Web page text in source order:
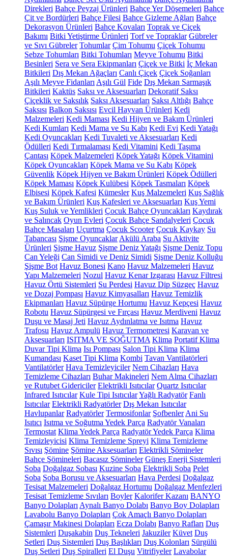
Direkleri Bahçe Peyzaj Ürünleri Bahçe Yer Döşemeleri Bahçe
Çit ve Bordürleri Bahçe Filesi Bahçe Gizleme Ağları Bahçe
Dekorasyon Ürünleri Bahçe Kovaları Toprak ve Çiçek
Bakımı Bitki Yetiştirme Ürünleri Torf ve Topraklar Gübreler
ve Sıvı Gübreler Tohumlar Çim Tohumu Çiçek Tohumu
Sebze Tohumları Bitki Tohumları Meyve Tohumu Bitki
Besinleri Sera ve Sera Ekipmanları Çiçek ve Bitki İç Mekan
Bitkileri Dış Mekan Ağaçları Canlı Çiçek Çiçek Soğanları
Aşılı Meyve Fidanları Aşılı Gül Fide Dış Mekan Sarmaşık
Bitkileri Kaktüs Saksı ve Aksesuarları Dekoratif Saksı
Çiçeklik ve Saksılık Saksı Aksesuarları Saksı Altlığı Bahçe
Saksısı Balkon Saksısı Evcil Hayvan Ürünleri Kedi
Malzemeleri Kedi Maması Kedi Hijyen ve Bakım Ürünleri
Kedi Kumları Kedi Mama ve Su Kabı Kedi Evi Kedi Yatağı
Kedi Oyuncakları Kedi Tuvaleti ve Aksesuarları Kedi
Ödülleri Kedi Tırmalaması Kedi Vitamini Kedi Taşıma
Çantası Köpek Malzemeleri Köpek Yatağı Köpek Vitamini
Köpek Oyuncakları Köpek Mama ve Su Kabı Köpek
Güvenlik Köpek Hijyen ve Bakım Ürünleri Köpek Ödülleri
Köpek Maması Köpek Kulübesi Köpek Tasmaları Köpek
Elbisesi Köpek Kafesi Kümesler Kuş Malzemeleri Kuş Sağlık
ve Bakım Ürünleri Kuş Kafesleri ve Aksesuarları Kuş Yemi
Kuş Suluk ve Yemlikleri Çocuk Bahçe Oyuncakları Kaydırak
ve Salıncak Oyun Evleri Çocuk Bahçe Sandalyeleri Çocuk
Bahçe Masaları Uçurtma Çocuk Scooter Çocuk Kaykay Su
Tabancası Şişme Oyuncaklar Akülü Araba Su Aktivite
Ürünleri Şişme Havuz Şişme Deniz Yatağı Şişme Deniz Topu
Can Yeleği Can Simidi ve Deniz Simidi Şişme Deniz Kolluğu
Şişme Bot Havuz Bonesi Kano Havuz Malzemeleri Havuz
Yapı Malzemeleri Nozul Havuz Kenar Izgarası Havuz Filtresi
Havuz Örtü Sistemleri Su Perdesi Havuz Dip Süzgeç Havuz
ve Dozaj Pompası Havuz Kimyasalları Havuz Temizlik
Ekipmanları Havuz Süpürge Hortumu Havuz Kepçesi Havuz
Robotu Havuz Süpürgesi ve Fırçası Havuz Merdiveni Havuz
Duşu ve Masaj Jeti Havuz Aydınlatma ve Isıtma Havuz
Trafosu Havuz Ampulü Havuz Termometresi Karavan ve
Aksesuarları ISITMA VE SOĞUTMA Klima Portatif Klima
Duvar Tipi Klima Isı Pompası Salon Tipi Klima Klima
Kumandası Kaset Tipi Klima Kombi Tavan Vantilatörleri
Vantilatörler Hava Temizleyiciler Nem Cihazları Hava
Temizleme Cihazları Buhar Makineleri Nem Alma Cihazları
ve Rutubet Gidericiler Elektrikli Isıtıcılar Quartz Isıtıcılar
Infrared Isıtıcılar Kule Tipi IsıtıcılarYağlı Radyatör Fanlı
Isıtıcılar Elektrikli Radyatörler Dış Mekan Isıtıcılar
Havlupanlar Radyatörler Termosifonlar Şofbenler Ani Su
Isıtıcı Isıtma ve Soğutma Yedek Parça Radyatör Vanaları
Termostat Klima Yedek Parça Radyatör Yedek Parça Klima
Temizleyicisi Klima Temizleme Spreyi Klima Temizleme
Sıvısı Şömine Şömine Aksesuarları Elektrikli Şömineler
Bahçe Şömineleri Bacasız Şömineler Güneş Enerji Sistemleri
Soba Doğalgaz Sobası Kuzine Soba Elektrikli Soba Pelet
Soba Soba Borusu ve Aksesuarları Hava Perdesi Doğalgaz
Tesisat Malzemeleri Doğalgaz Hortumu Doğalgaz Menfezleri
Tesisat Temizleme Sıvıları Boyler Kalorifer Kazanı BANYO
Banyo Dolapları Aynalı Banyo Dolabı Banyo Boy Dolapları
Lavabolu Banyo Dolapları Çok Amaçlı Banyo Dolapları
Çamaşır Makinesi Dolapları Ecza Dolabı Banyo Rafları Duş
Sistemleri Duşakabin Duş Tekneleri Jakuziler Küvet Duş
Setleri Duş Sistemleri Duş Başlıkları Duş Kolonları Sürgülü
Duş Setleri Duş Spiralleri El Duşu Vitrifiyeler Lavabolar